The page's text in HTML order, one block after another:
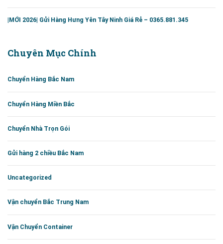
|MỚI 2026| Gửi Hàng Hưng Yên Tây Ninh Giá Rẻ – 0365.881.345
Chuyên Mục Chính
Chuyển Hàng Bắc Nam
Chuyển Hàng Miền Bắc
Chuyển Nhà Trọn Gói
Gửi hàng 2 chiều Bắc Nam
Uncategorized
Vận chuyển Bắc Trung Nam
Vận Chuyển Container